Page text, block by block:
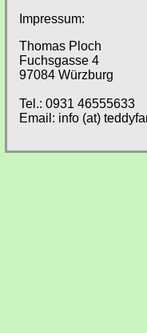
Impressum:
Thomas Ploch
Fuchsgasse 4
97084 Würzburg
Tel.: 0931 46555633
Email: info (at)